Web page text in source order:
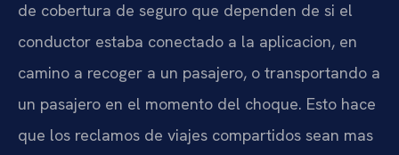
de cobertura de seguro que dependen de si el
conductor estaba conectado a la aplicacion, en
camino a recoger a un pasajero, o transportando a
un pasajero en el momento del choque. Esto hace
que los reclamos de viajes compartidos sean mas